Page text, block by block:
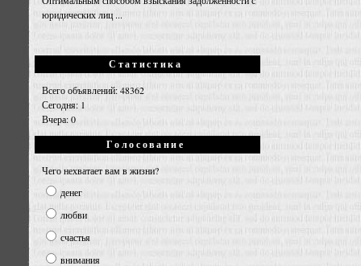
юридических лиц ...
Статистика
Всего объявлений: 48362
Сегодня: 1
Вчера: 0
Голосование
Чего нехватает вам в жизни?
денег
любви
счастья
внимания